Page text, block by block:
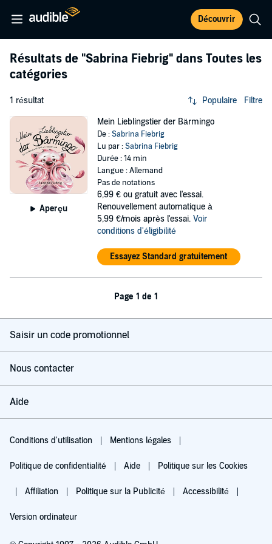
Découvrir
Résultats de "Sabrina Fiebrig" dans Toutes les
catégories
1 résultat Populaire Filtre
Aperçu
Mein Lieblingstier der Bärmingo
De :Sabrina Fiebrig
Lu par :Sabrina Fiebrig
Durée : 14 min
Langue : Allemand
Pas de notations
6,99 € ou gratuit avec l'essai.
Renouvellement automatique à
5,99 €/mois après l'essai. Voir
conditions d'éligibilité
Essayez Standard gratuitement
Page 1 de 1
Saisir un code promotionnel
Nous contacter
Aide
Conditions d'utilisation Mentions légales
Politique de confidentialité Aide Politique sur les Cookies
Affiliation Politique sur la Publicité Accessibilité
Version ordinateur